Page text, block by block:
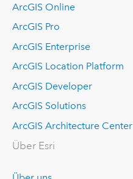
ArcGIS Online
ArcGIS Pro
ArcGIS Enterprise
ArcGIS Location Platform
ArcGIS Developer
ArcGIS Solutions
ArcGIS Architecture Center
Über Esri